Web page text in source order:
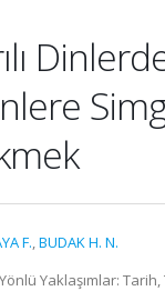
F.,BUDAK H. N.
Yaklaşımlar: